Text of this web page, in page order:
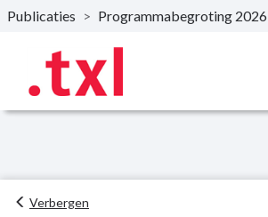
Naar hoofdinhoud
Publicaties > Programmabegroting 2026
Verbergen